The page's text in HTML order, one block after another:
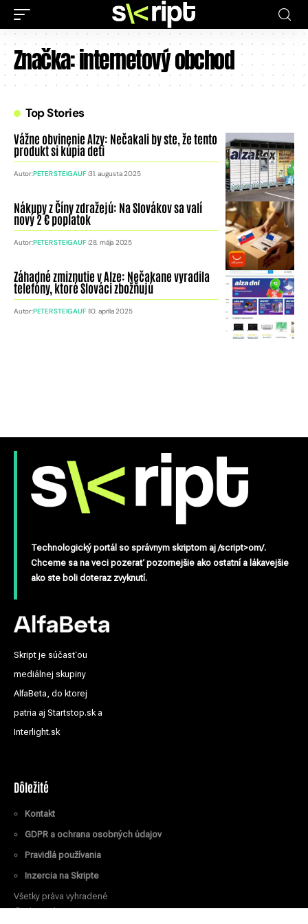
Značka:internetový obchod
Top Stories
Vážne obvinenie Alzy: Nečakali by ste, že tento
produkt si kúpia deti
Autor:PETER STEIGAUF 31. augusta 2025
Nákupy z Číny zdražejú: Na Slovákov sa valí
nový 2 € poplatok
Autor:PETER STEIGAUF 28. mája 2025
Záhadné zmiznutie v Alze: Nečakane vyradila
telefóny, ktoré Slováci zbožňujú
Autor:PETER STEIGAUF 10. apríla 2025
Technologický portál so správnym skriptom aj /script>om/.
Chceme sa na veci pozerať pozornejšie ako ostatní a lákavejšie
ako ste boli doteraz zvyknutí.
Skript je súčasťou
mediálnej skupiny
AlfaBeta, do ktorej
patria aj Startstop.sk a
Interlight.sk
Dôležité
Kontakt
GDPR a ochrana osobných údajov
Pravidlá používania
Inzercia na Skripte
Všetky práva vyhradené
© Skript.sk